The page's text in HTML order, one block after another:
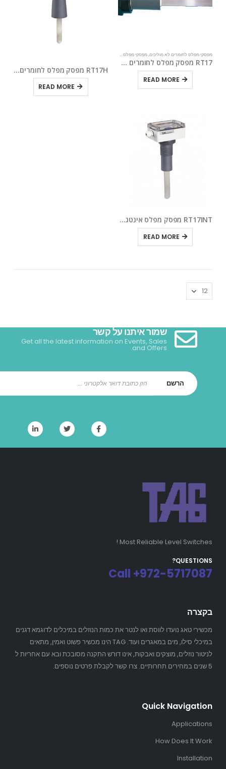
מפסקי מפלס לחומרים לא מוליכים,מפסקי מפלס לחומרים לא מוליכים
RT17 מפסק מפלס לחומרים לא מוליכים
READ MORE
RT17H מפסק מפלס לחומרים לא מוליכים
READ MORE
RT17INT מפסק מפלס אינטגרלי למוצקים לא מוליכים
READ MORE
שמור איתנו על קשר
Get all the latest information on Events, Sales
and Offers.
Most Reliable Level Switches !
QUESTIONS?
Call +972-5717087
בקצרה
מכשירי טאג נועדו לווסת ואו לנטר את כמות הנוזלים במיכלים לדוגמא דגנים
במיכלי סילו, מים במאגרים ועוד. TAG הינו מכשיר פשוט ואמין, מתאים
לניטור נוזלים, מוצקים ואבקות, אינו דורש התקנה מסובכת ובא עם אחריות ל
5 שנים במחירים תחרותיים. צרו קשר לקבלת פרטים נוספים.
Quick Navigation
Applications
How Does It Work
Installation